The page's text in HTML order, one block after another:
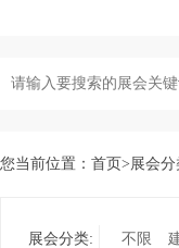
您当前位置： 首页>展会分
展会分类: 不限